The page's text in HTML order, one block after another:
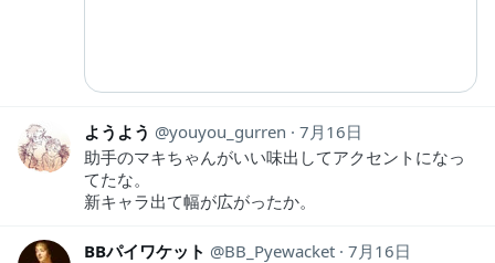
ようよう youyou_gurren
7月16日
助手のマキちゃんがいい味出してアクセントになっ
てたな。
新キャラ出て幅が広がったか。
BBパイワケット BB_Pyewacket 7月16日